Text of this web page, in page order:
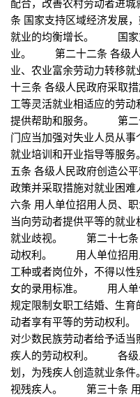
条 国家支持区域经济发展
就业的均衡增长。 国家
业。 第二十二条 各级人
业、农业富余劳动力转移
十三条 各级人民政府采取
工等灵活就业相适应的劳
提供帮助和服务。 第二
门应当加强对失业人员从事
就业培训和开业指导等
五条 各级人民政府创造公
政策并采取措施对就业困
六条 用人单位招用人员、
当向劳动者提供平等的就
就业歧视。 第二十七条
动权利。 用人单位招用
工种或者岗位外，不得以
女的录用标准。 用人单
规定限制女职工结婚、生
动者享有平等的劳动权利
对少数民族劳动者给予适
疾人的劳动权利。 各级
划，为残疾人创造就业条
视残疾人。 第三十条 用